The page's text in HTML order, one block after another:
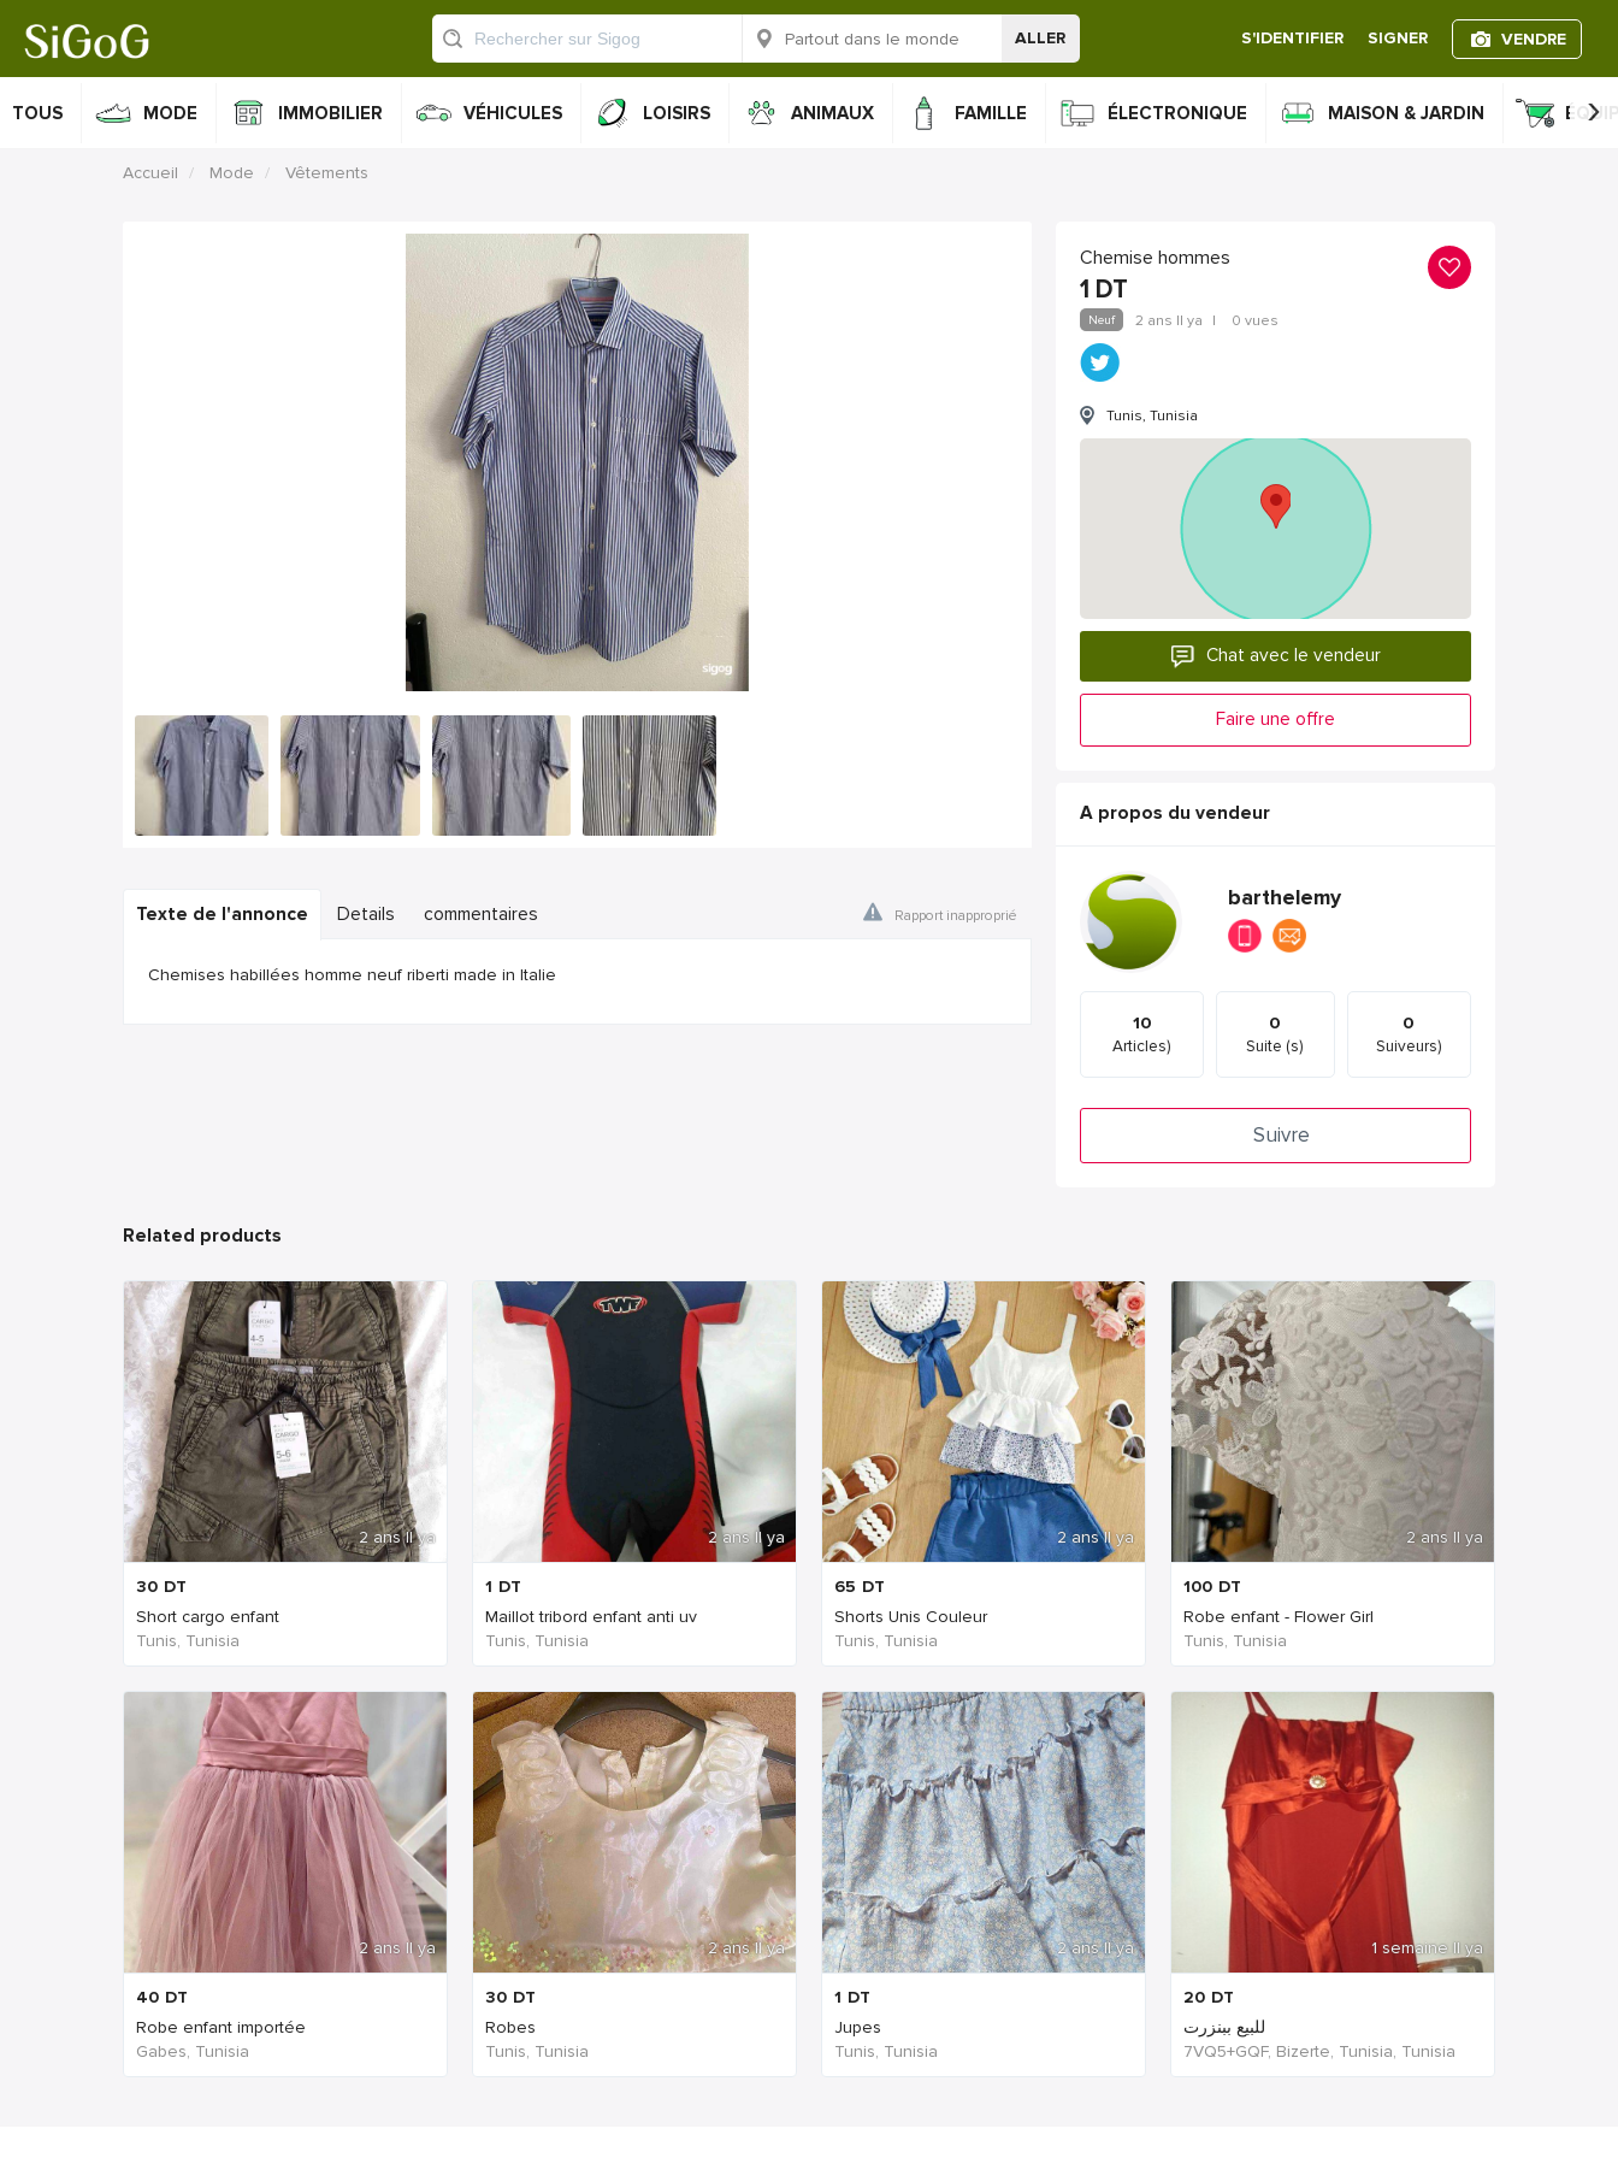
ALLER S'IDENTIFIER SIGNER VENDRE
TOUS MODE IMMOBILIER VÉHICULES LOISIRS ANIMAUX FAMILLE ÉLECTRONIQUE MAISON & JARDIN ›
Accueil Mode Vêtements
Texte de l'annonce Details commentaires Rapport inapproprié
Chemises habillées homme neuf riberti made in Italie
Chemise hommes
1 DT
Neuf 2 ans Il ya | 0 vues
Tunis, Tunisia
Chat avec le vendeur
Faire une offre
A propos du vendeur
barthelemy
10
Articles)
0
Suite (s)
0
Suiveurs)
Suivre
Related products
2 ans Il ya
30 DT
Short cargo enfant
Tunis, Tunisia
2 ans Il ya
1 DT
Maillot tribord enfant anti uv
Tunis, Tunisia
2 ans Il ya
65 DT
Shorts Unis Couleur
Tunis, Tunisia
2 ans Il ya
100 DT
Robe enfant - Flower Girl
Tunis, Tunisia
2 ans Il ya
40 DT
Robe enfant importée
Gabes, Tunisia
2 ans Il ya
30 DT
Robes
Tunis, Tunisia
2 ans Il ya
1 DT
Jupes
Tunis, Tunisia
1 semaine Il ya
20 DT
للبيع ببنزرت
7VQ5+GQF, Bizerte, Tunisia, Tunisia